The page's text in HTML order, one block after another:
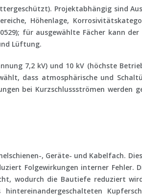
Projektabhängig sind
Höhenlage,
für ausgewählte Fächer kann
Lüftung.
7,2 kV) und 10 kV (höchste
dass atmosphärische und
bei Kurzschlussströmen werden
, Geräte- und Kabelfach.
Folgewirkungen interner Fehler.
wodurch die Bautiefe reduziert